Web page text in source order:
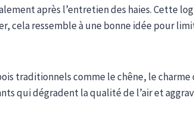
après l’entretien des haies. Cette
cela ressemble à une bonne idée pour
traditionnels comme le chêne, le charme
qui dégradent la qualité de l’air et